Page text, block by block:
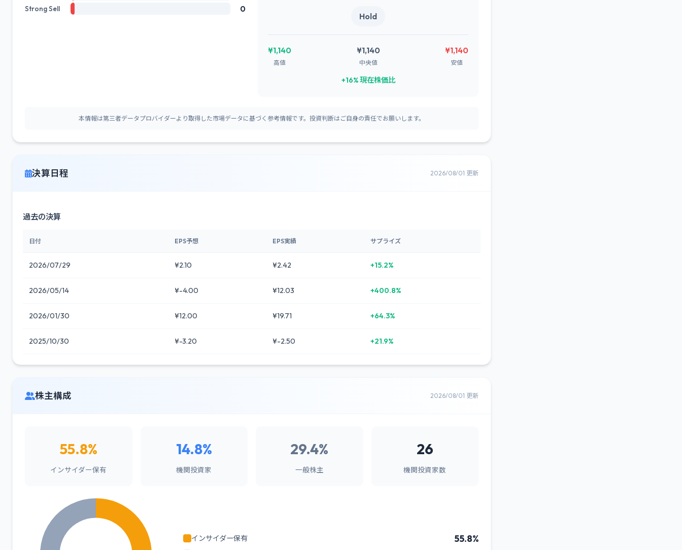
Strong Sell 0
Hold
¥1,140
高値
¥1,140
中央値
¥1,140
安値
+16% 現在株価比
本情報は第三者データプロバイダーより取得した市場データに基づく参考情報です。投資判断はご自身の責任でお願いします。
決算日程 2026/08/01 更新
過去の決算
日付 EPS予想 EPS実績 サプライズ
2026/07/29 ¥2.10 ¥2.42 +15.2%
2026/05/14 ¥-4.00 ¥12.03 +400.8%
2026/01/30 ¥12.00 ¥19.71 +64.3%
2025/10/30 ¥-3.20 ¥-2.50 +21.9%
株主構成 2026/08/01 更新
55.8%
インサイダー保有
14.8%
機関投資家
29.4%
一般株主
26
機関投資家数
インサイダー保有 55.8%